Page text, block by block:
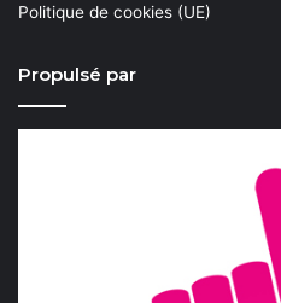
Politique de cookies (UE)
Propulsé par